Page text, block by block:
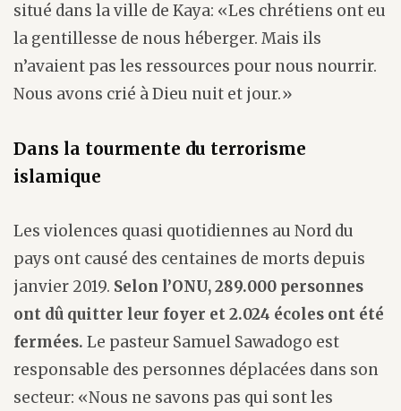
situé dans la ville de Kaya: «Les chrétiens ont eu
la gentillesse de nous héberger. Mais ils
n’avaient pas les ressources pour nous nourrir.
Nous avons crié à Dieu nuit et jour.»
Dans la tourmente du terrorisme
islamique
Les violences quasi quotidiennes au Nord du
pays ont causé des centaines de morts depuis
janvier 2019. Selon l’ONU, 289.000 personnes
ont dû quitter leur foyer et 2.024 écoles ont été
fermées. Le pasteur Samuel Sawadogo est
responsable des personnes déplacées dans son
secteur: «Nous ne savons pas qui sont les